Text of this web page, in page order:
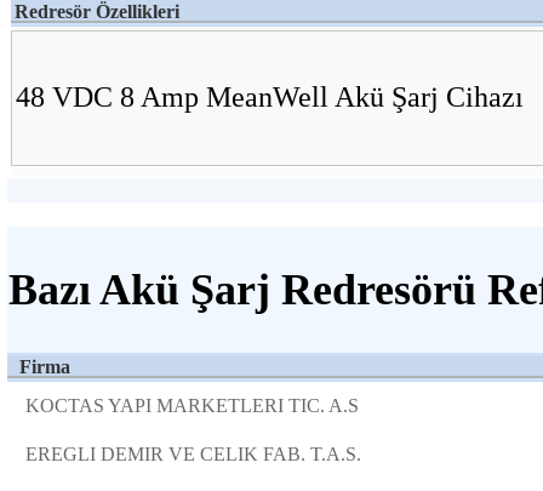
Redresör Özellikleri
48 VDC 8 Amp MeanWell Akü Şarj Cihazı
Bazı Akü Şarj Redresörü
Firma
KOCTAS YAPI MARKETLERI TIC. A.S
EREGLI DEMIR VE CELIK FAB. T.A.S.